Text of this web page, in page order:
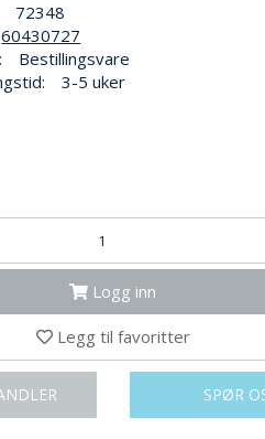
72348
60430727
Bestillingsvare
3-5 uker
Logg inn
Legg til favoritter
SPØR